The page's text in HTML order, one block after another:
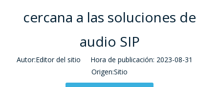
cercana a las soluciones de
audio SIP
Autor:Editor del sitio Hora de publicación: 2023-08-31
Origen:Sitio